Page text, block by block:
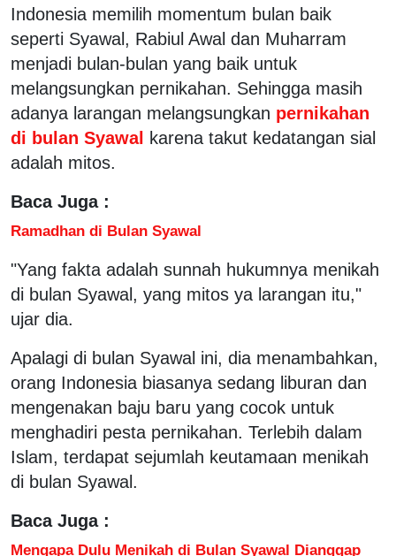
Indonesia memilih momentum bulan baik
seperti Syawal, Rabiul Awal dan Muharram
menjadi bulan-bulan yang baik untuk
melangsungkan pernikahan. Sehingga masih
adanya larangan melangsungkan pernikahan
di bulan Syawal
karena takut kedatangan sial
adalah mitos.
Baca Juga :
Ramadhan di Bulan Syawal
"Yang fakta adalah sunnah hukumnya menikah
di bulan Syawal, yang mitos ya larangan itu,"
ujar dia.
Apalagi di bulan Syawal ini, dia menambahkan,
orang Indonesia biasanya sedang liburan dan
mengenakan baju baru yang cocok untuk
menghadiri pesta pernikahan. Terlebih dalam
Islam, terdapat sejumlah keutamaan menikah
di bulan Syawal.
Baca Juga :
Mengapa Dulu Menikah di Bulan Syawal Dianggap